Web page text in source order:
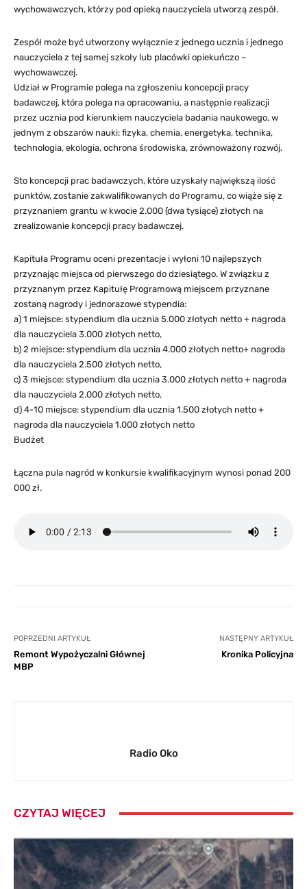
wychowawczych, którzy pod opieką nauczyciela utworzą zespół.
Zespół może być utworzony wyłącznie z jednego ucznia i jednego
nauczyciela z tej samej szkoły lub placówki opiekuńczo –
wychowawczej.
Udział w Programie polega na zgłoszeniu koncepcji pracy
badawczej, która polega na opracowaniu, a następnie realizacji
przez ucznia pod kierunkiem nauczyciela badania naukowego, w
jednym z obszarów nauki: fizyka, chemia, energetyka, technika,
technologia, ekologia, ochrona środowiska, zrównoważony rozwój.
Sto koncepcji prac badawczych, które uzyskały największą ilość
punktów, zostanie zakwalifikowanych do Programu, co wiąże się z
przyznaniem grantu w kwocie 2.000 (dwa tysiące) złotych na
zrealizowanie koncepcji pracy badawczej.
Kapituła Programu oceni prezentacje i wyłoni 10 najlepszych
przyznając miejsca od pierwszego do dziesiątego. W związku z
przyznanym przez Kapitułę Programową miejscem przyznane
zostaną nagrody i jednorazowe stypendia:
a) 1 miejsce: stypendium dla ucznia 5.000 złotych netto + nagroda
dla nauczyciela 3.000 złotych netto,
b) 2 miejsce: stypendium dla ucznia 4.000 złotych netto+ nagroda
dla nauczyciela 2.500 złotych netto,
c) 3 miejsce: stypendium dla ucznia 3.000 złotych netto + nagroda
dla nauczyciela 2.000 złotych netto,
d) 4-10 miejsce: stypendium dla ucznia 1.500 złotych netto +
nagroda dla nauczyciela 1.000 złotych netto
Budżet
Łączna pula nagród w konkursie kwalifikacyjnym wynosi ponad 200
000 zł.
POPRZEDNI ARTYKUŁ
Remont Wypożyczalni Głównej
MBP
NASTĘPNY ARTYKUŁ
Kronika Policyjna
Radio Oko
CZYTAJ WIĘCEJ